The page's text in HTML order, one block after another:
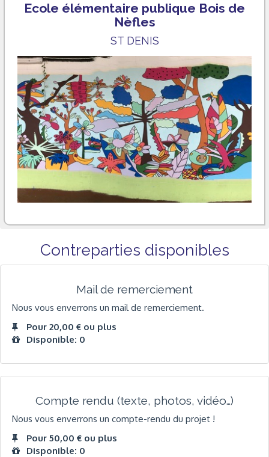
Ecole élémentaire publique Bois de
Nèfles
ST DENIS
Contreparties disponibles
Mail de remerciement
Nous vous enverrons un mail de remerciement.
Pour 20,00 € ou plus
Disponible: 0
Compte rendu (texte, photos, vidéo…)
Nous vous enverrons un compte-rendu du projet !
Pour 50,00 € ou plus
Disponible: 0